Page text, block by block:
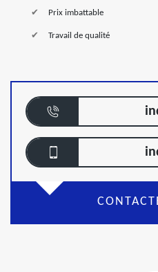
Prix imbattable
Travail de qualité